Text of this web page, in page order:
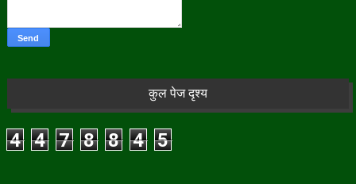
कुल पेज दृश्य
4 4 7 8 8 4 5